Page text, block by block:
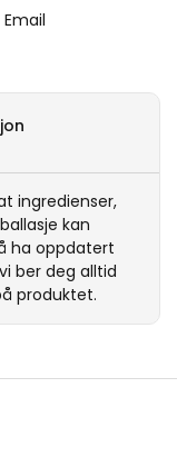
Email
ingredienser,
kan
ha oppdatert
ber deg alltid
produktet.